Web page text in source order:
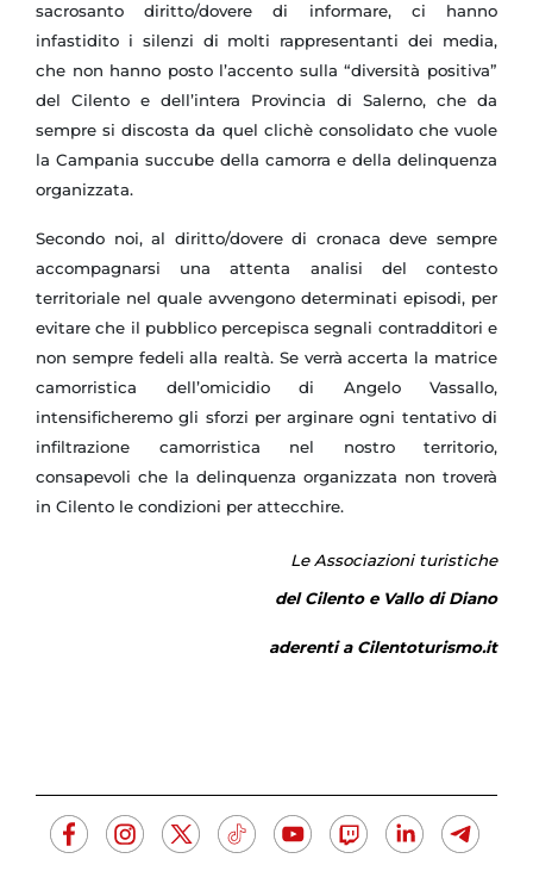
sacrosanto diritto/dovere di informare, ci hanno
infastidito i silenzi di molti rappresentanti dei media,
che non hanno posto l’accento sulla “diversità positiva”
del Cilento e dell’intera Provincia di Salerno, che da
sempre si discosta da quel clichè consolidato che vuole
la Campania succube della camorra e della delinquenza
organizzata.
Secondo noi, al diritto/dovere di cronaca deve sempre
accompagnarsi una attenta analisi del contesto
territoriale nel quale avvengono determinati episodi, per
evitare che il pubblico percepisca segnali contradditori e
non sempre fedeli alla realtà. Se verrà accerta la matrice
camorristica dell’omicidio di Angelo Vassallo,
intensificheremo gli sforzi per arginare ogni tentativo di
infiltrazione camorristica nel nostro territorio,
consapevoli che la delinquenza organizzata non troverà
in Cilento le condizioni per attecchire.
Le Associazioni turistiche
del Cilento e Vallo di Diano
aderenti a Cilentoturismo.it